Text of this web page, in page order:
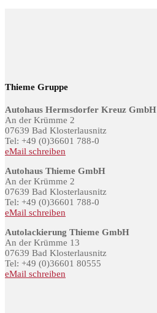
Thieme Gruppe
Autohaus Hermsdorfer Kreuz GmbH
An der Krümme 2
07639 Bad Klosterlausnitz
Tel: +49 (0)36601 788-0
eMail schreiben
Autohaus Thieme GmbH
An der Krümme 2
07639 Bad Klosterlausnitz
Tel: +49 (0)36601 788-0
eMail schreiben
Autolackierung Thieme GmbH
An der Krümme 13
07639 Bad Klosterlausnitz
Tel: +49 (0)36601 80555
eMail schreiben